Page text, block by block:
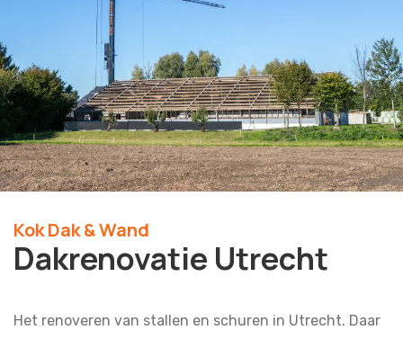
Kok Dak & Wand
Dakrenovatie Utrecht
Het renoveren van stallen en schuren in Utrecht. Daar